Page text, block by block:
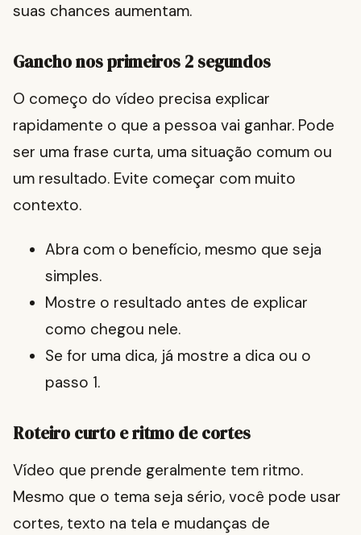
suas chances aumentam.
Gancho nos primeiros 2 segundos
O começo do vídeo precisa explicar
rapidamente o que a pessoa vai ganhar. Pode
ser uma frase curta, uma situação comum ou
um resultado. Evite começar com muito
contexto.
Abra com o benefício, mesmo que seja
simples.
Mostre o resultado antes de explicar
como chegou nele.
Se for uma dica, já mostre a dica ou o
passo 1.
Roteiro curto e ritmo de cortes
Vídeo que prende geralmente tem ritmo.
Mesmo que o tema seja sério, você pode usar
cortes, texto na tela e mudanças de